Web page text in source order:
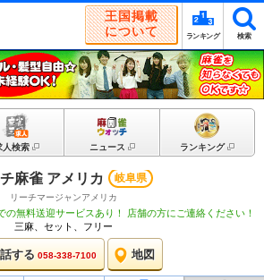
王国掲載
について
ランキング 検索
人検索 ニュース ランキング
麻雀 アメリカ 岐阜県
リーチマージャンアメリカ
の無料送迎サービスあり！ 店舗の方にご連絡ください！
三麻、セット、フリー
する 058-338-7100 地図